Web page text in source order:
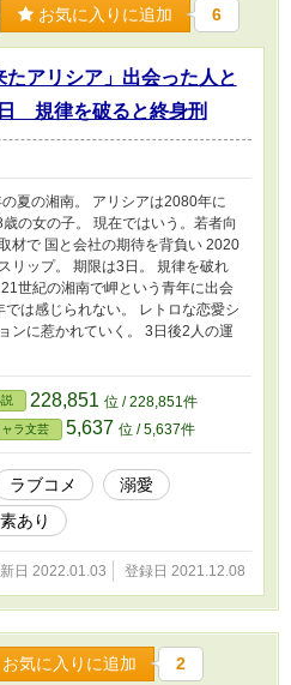
お気に入りに追加 6
たアリシア」出会った人と
規律を破ると終身刑
夏の湘南。 アリシアは2080年に
の女の子。 現在ではいう。若者向
材で 国と会社の期待を背負い 2020
リップ。 期限は3日。 規律を破れ
世紀の湘南で岬という青年に出会
では感じられない。 レトロな恋愛シ
ンに惹かれていく。 3日後2人の運
228,851 位 / 228,851件
ャラ文芸 5,637 位 / 5,637件
ラブコメ
溺愛
あり
日 2022.01.03 登録日 2021.12.08
お気に入りに追加 2